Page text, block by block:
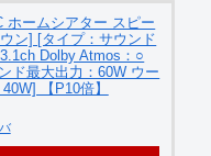
ホームシアター スピー
ン] [タイプ：サウンド
Dolby Atmos：○
ド最大出力：60W ウー
【P10倍】